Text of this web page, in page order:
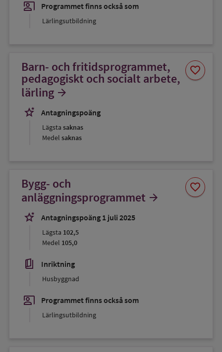
co_present Programmet finns också som
Lärlingsutbildning
Barn- och fritidsprogrammet,
pedagogiskt och socialt arbete,
lärling arrow_forward
stars_2
Antagningspoäng
Lägsta saknas
Medel saknas
favorite
Spara
som
Bygg- och
anläggningsprogrammet arrow_forward
stars_2
Antagningspoäng 1 juli 2025
Lägsta 102,5
Medel 105,0
book_5 Inriktning
Husbyggnad
co_present Programmet finns också som
Lärlingsutbildning
favorite
Spara
som